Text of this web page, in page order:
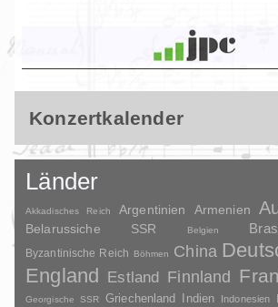
Konzertkalender
Länder
Akkadisches Reich Argentinien Armenien
Belarussiche SSR Belgien
Byzantinische Reich Böhmen China
England Estland Finnland
Georgische SSR
Griechenland Indien Indonesien